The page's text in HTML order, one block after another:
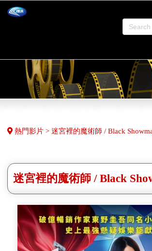
熱門影片 > 迷宮裡的魔術師 / Black
迷宮裡的魔術師 / Black